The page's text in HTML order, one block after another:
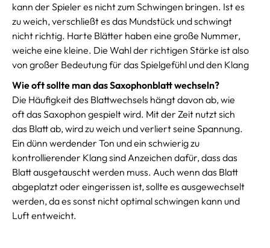
kann der Spieler es nicht zum Schwingen bringen. Ist es
zu weich, verschließt es das Mundstück und schwingt
nicht richtig. Harte Blätter haben eine große Nummer,
weiche eine kleine. Die Wahl der richtigen Stärke ist also
von großer Bedeutung für das Spielgefühl und den Klang
Wie oft sollte man das Saxophonblatt wechseln?
Die Häufigkeit des Blattwechsels hängt davon ab, wie
oft das Saxophon gespielt wird. Mit der Zeit nutzt sich
das Blatt ab, wird zu weich und verliert seine Spannung.
Ein dünn werdender Ton und ein schwierig zu
kontrollierender Klang sind Anzeichen dafür, dass das
Blatt ausgetauscht werden muss. Auch wenn das Blatt
abgeplatzt oder eingerissen ist, sollte es ausgewechselt
werden, da es sonst nicht optimal schwingen kann und
Luft entweicht.